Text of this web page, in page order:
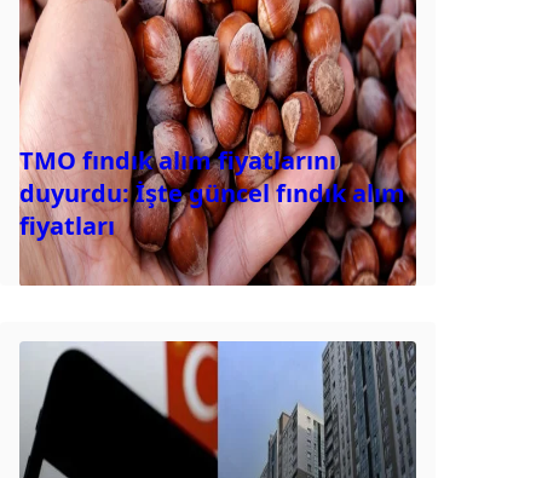
TMO fındık alım fiyatlarını
duyurdu: İşte güncel fındık alım
fiyatları